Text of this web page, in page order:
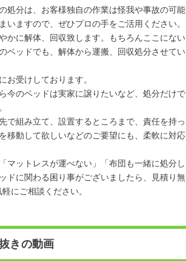
処分は、お客様独自の作業は怪我や事故の可能
ますので、ぜひプロの手をご活用ください。
かに解体、回収致します。もちろんここにない
ベッドでも、解体から運搬、回収処分させてい
お受けしております。
今のベッドは実家に譲りたいなど、処分だけで
で組み立て、設置するところまで、責任を持っ
移動して欲しいなどのご要望にも、柔軟に対応
マットレスが運べない」「布団も一緒に処分し
ドに関わる困り事がございましたら、見積り無
にご相談ください。
きの動画